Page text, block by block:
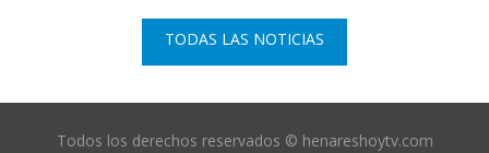
TODAS LAS NOTICIAS
Todos los derechos reservados © henareshoytv.com